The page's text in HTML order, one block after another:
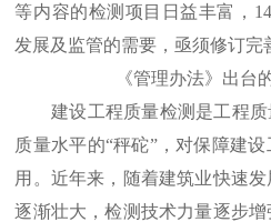
等内容的检测项目日益丰富，
发展及监管的需要，亟须修订完
《管理办法》出台
建设工程质量检测是工程质
质量水平的“秤砣”，对保障建
用。近年来，随着建筑业快速
逐渐壮大，检测技术力量逐步